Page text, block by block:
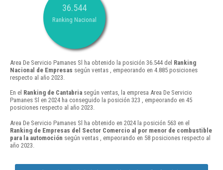
36.544
Ranking Nacional
Area De Servicio Pamanes Sl ha obtenido la posición 36.544 del Ranking
Nacional de Empresas según ventas , empeorando en 4.885 posiciones
respecto al año 2023.
En el Ranking de Cantabria según ventas, la empresa Area De Servicio
Pamanes Sl en 2024 ha conseguido la posición 323 , empeorando en 45
posiciones respecto al año 2023.
Area De Servicio Pamanes Sl ha obtenido en 2024 la posición 563 en el
Ranking de Empresas del Sector Comercio al por menor de combustible
para la automoción según ventas , empeorando en 58 posiciones respecto al
año 2023.